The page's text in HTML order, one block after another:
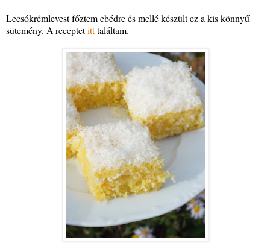
Lecsókrémlevest főztem ebédre és mellé készült ez a kis könnyű
sütemény. A receptetitttaláltam.